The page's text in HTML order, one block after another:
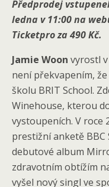
Předprodej
ledna v 11:00 na
Ticketpro za 490 Kč.
Jamie Woon vyrostl
není překvapením,
školu BRIT School.
Winehouse, kterou
vystoupeních. V roce
prestižní anketě BBC
debutové album
zdravotním obtížím
vyšel nový singl ve